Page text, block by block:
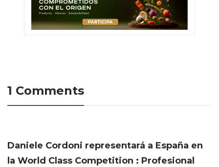
1 Comments
Daniele Cordoni representará a España en
la World Class Competition : Profesional